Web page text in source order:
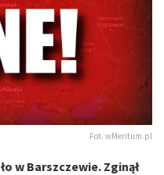
Fot. wMeritum.pl
w Barszczewie. Zginął